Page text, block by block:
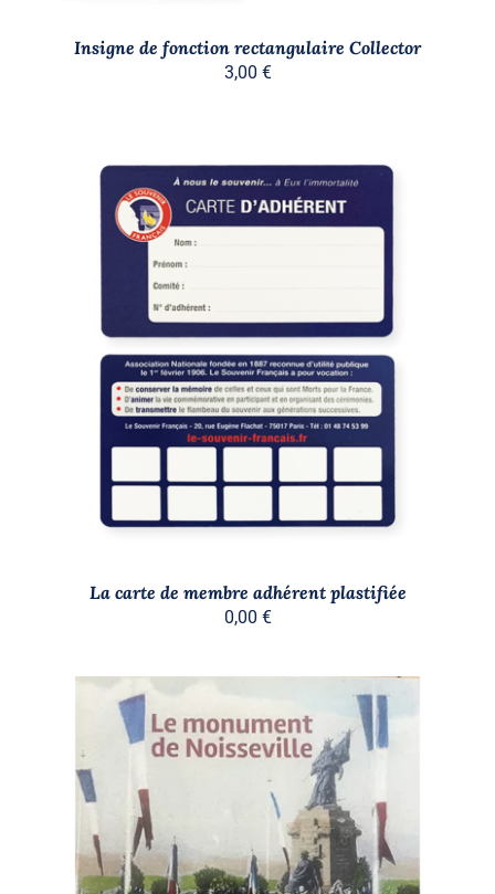
PAGE
Insigne de fonction rectangulaire Collector
3,00 €
/
DÉTAILS
La carte de membre adhérent plastifiée
0,00 €
AJOUTER AU PANIER
/